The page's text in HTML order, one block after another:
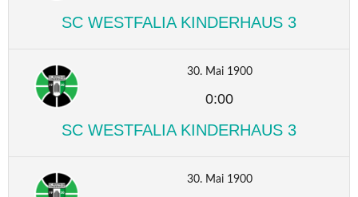
SC WESTFALIA KINDERHAUS 3
30. Mai 1900
0:00
SC WESTFALIA KINDERHAUS 3
30. Mai 1900